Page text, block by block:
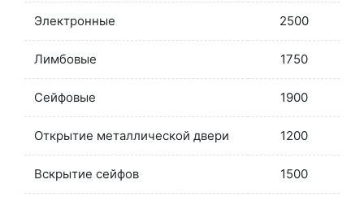
Электронные 2500
Лимбовые 1750
Сейфовые 1900
Открытие металлической двери 1200
Вскрытие сейфов 1500